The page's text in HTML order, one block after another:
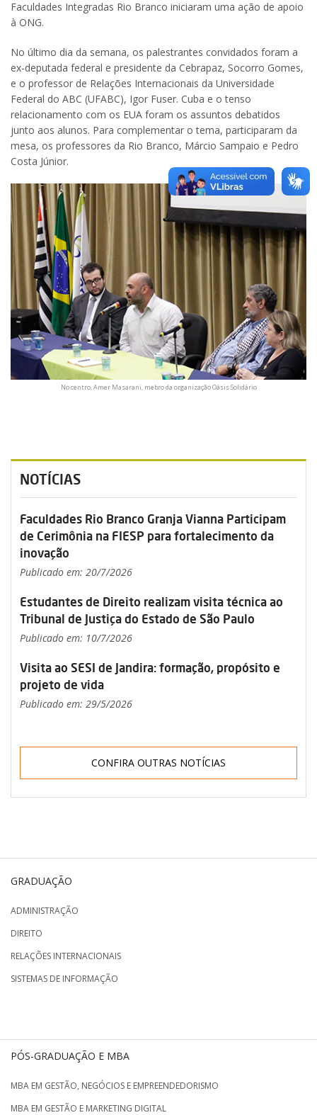
Faculdades Integradas Rio Branco iniciaram uma ação de apoio
à ONG.
No último dia da semana, os palestrantes convidados foram a
ex-deputada federal e presidente da Cebrapaz, Socorro Gomes,
e o professor de Relações Internacionais da Universidade
Federal do ABC (UFABC), Igor Fuser. Cuba e o tenso
relacionamento com os EUA foram os assuntos debatidos
junto aos alunos. Para complementar o tema, participaram da
mesa, os professores da Rio Branco, Márcio Sampaio e Pedro
Costa Júnior.
No centro, Amer Masarani, mebro da organização Oásis Solidário
NOTÍCIAS
Faculdades Rio Branco Granja Vianna Participam
de Cerimônia na FIESP para fortalecimento da
inovação
Publicado em: 20/7/2026
Estudantes de Direito realizam visita técnica ao
Tribunal de Justiça do Estado de São Paulo
Publicado em: 10/7/2026
Visita ao SESI de Jandira: formação, propósito e
projeto de vida
Publicado em: 29/5/2026
CONFIRA OUTRAS NOTÍCIAS
GRADUAÇÃO
ADMINISTRAÇÃO
DIREITO
RELAÇÕES INTERNACIONAIS
SISTEMAS DE INFORMAÇÃO
PÓS-GRADUAÇÃO E MBA
MBA EM GESTÃO, NEGÓCIOS E EMPREENDEDORISMO
MBA EM GESTÃO E MARKETING DIGITAL